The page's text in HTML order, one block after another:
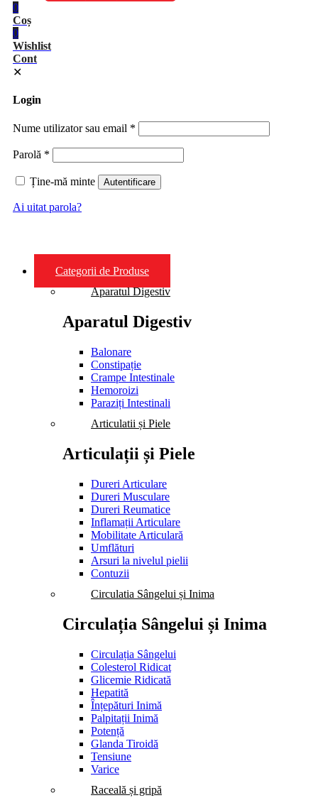
0
Coș
0
Wishlist
Cont
✕
Login
Nume utilizator sau email *
Parolă *
Ține-mă minte Autentificare
Ai uitat parola?
Categorii de Produse
Aparatul Digestiv
Aparatul Digestiv
Balonare
Constipație
Crampe Intestinale
Hemoroizi
Paraziți Intestinali
Articulatii și Piele
Articulații și Piele
Dureri Articulare
Dureri Musculare
Dureri Reumatice
Inflamații Articulare
Mobilitate Articulară
Umflături
Arsuri la nivelul pielii
Contuzii
Circulatia Sângelui și Inima
Circulația Sângelui și Inima
Circulația Sângelui
Colesterol Ridicat
Glicemie Ridicată
Hepatită
Înțepături Inimă
Palpitații Inimă
Potență
Glanda Tiroidă
Tensiune
Varice
Raceală și gripă